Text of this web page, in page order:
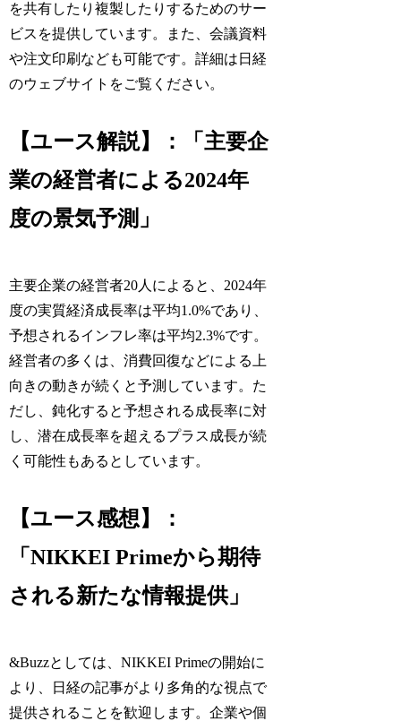
を共有したり複製したりするためのサー
ビスを提供しています。また、会議資料
や注文印刷なども可能です。詳細は日経
のウェブサイトをご覧ください。
【ユース解説】：「主要企
業の経営者による2024年
度の景気予測」
主要企業の経営者20人によると、2024年
度の実質経済成長率は平均1.0%であり、
予想されるインフレ率は平均2.3%です。
経営者の多くは、消費回復などによる上
向きの動きが続くと予測しています。た
だし、鈍化すると予想される成長率に対
し、潜在成長率を超えるプラス成長が続
く可能性もあるとしています。
【ユース感想】：
「NIKKEI Primeから期待
される新たな情報提供」
&Buzzとしては、NIKKEI Primeの開始に
より、日経の記事がより多角的な視点で
提供されることを歓迎します。企業や個